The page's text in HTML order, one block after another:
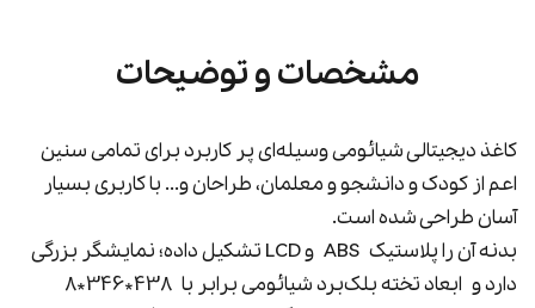
مشخصات و توضیحات
کاغذ دیجیتالی شیائومی وسیله‌ای پر کاربرد برای تمامی سنین
اعم از کودک و دانشجو و معلمان، طراحان و... با کاربری بسیار
آسان طراحی شده است.
بدنه آن را پلاستیک ABS
و LCD تشکیل داده؛ نمایشگر بزرگی
دارد و ابعاد تخته بلک‌برد شیائومی برابر با
438*346*8